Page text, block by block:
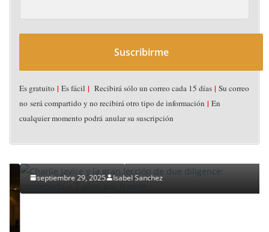
Suscribirme
Es gratuito | Es fácil | Recibirá sólo un correo cada 15 días | Su correo
no será compartido y no recibirá otro tipo de información | En
cualquier momento podrá anular su suscripción
ACUERDOS (DEALS) CAPITAL DE RIESGO CORPORATIVO
DESTACADOS
FUSIONES & ADQUISICIONES
STARTUPS
VICISITUDES INTRA-CORPORATIVAS
Charlie Javice y la gran lección de due diligence:
septiembre 29, 2025 Isabel Sanchez